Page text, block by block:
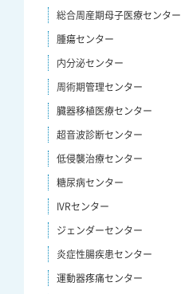
総合周産期母子医療センター
腫瘍センター
内分泌センター
周術期管理センター
臓器移植医療センター
超音波診断センター
低侵襲治療センター
糖尿病センター
IVRセンター
ジェンダーセンター
炎症性腸疾患センター
運動器疼痛センター